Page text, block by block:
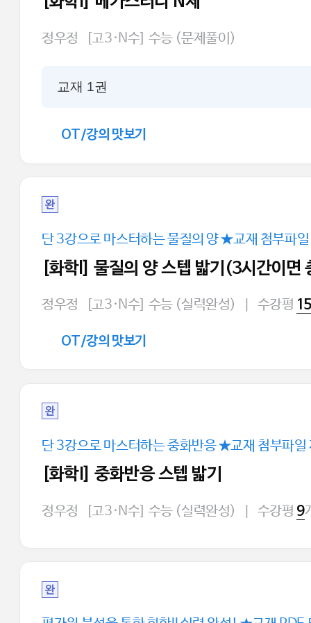
정우정 [고3·N수] 수능 (문제풀이)
교재 1권
OT/강의 맛보기
완
단 3강으로 마스터하는 물질의 양 ★교재 첨부파
[화학l] 물질의 양 스텝 밟기(3시간이면
정우정 [고3·N수] 수능 (실력완성) 수강평 15
OT/강의 맛보기
완
단 3강으로 마스터하는 중화반응 ★교재 첨부파
[화학I] 중화반응 스텝 밟기
정우정 [고3·N수] 수능 (실력완성) 수강평 9
완